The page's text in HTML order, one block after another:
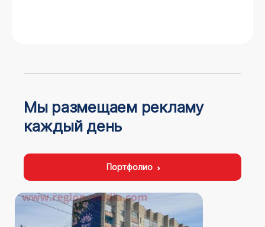
Мы размещаем рекламу
каждый день
Портфолио